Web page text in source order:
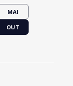
MAI
OUT